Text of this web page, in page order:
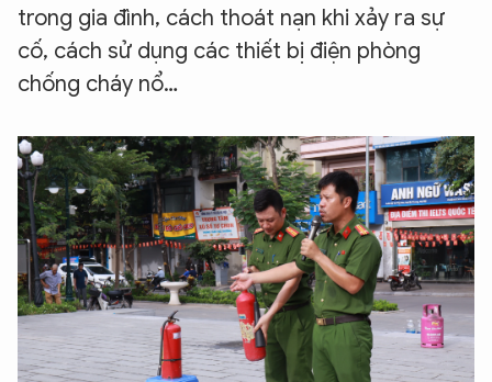
trong gia đình, cách thoát nạn khi xảy ra sự
cố, cách sử dụng các thiết bị điện phòng
chống cháy nổ…